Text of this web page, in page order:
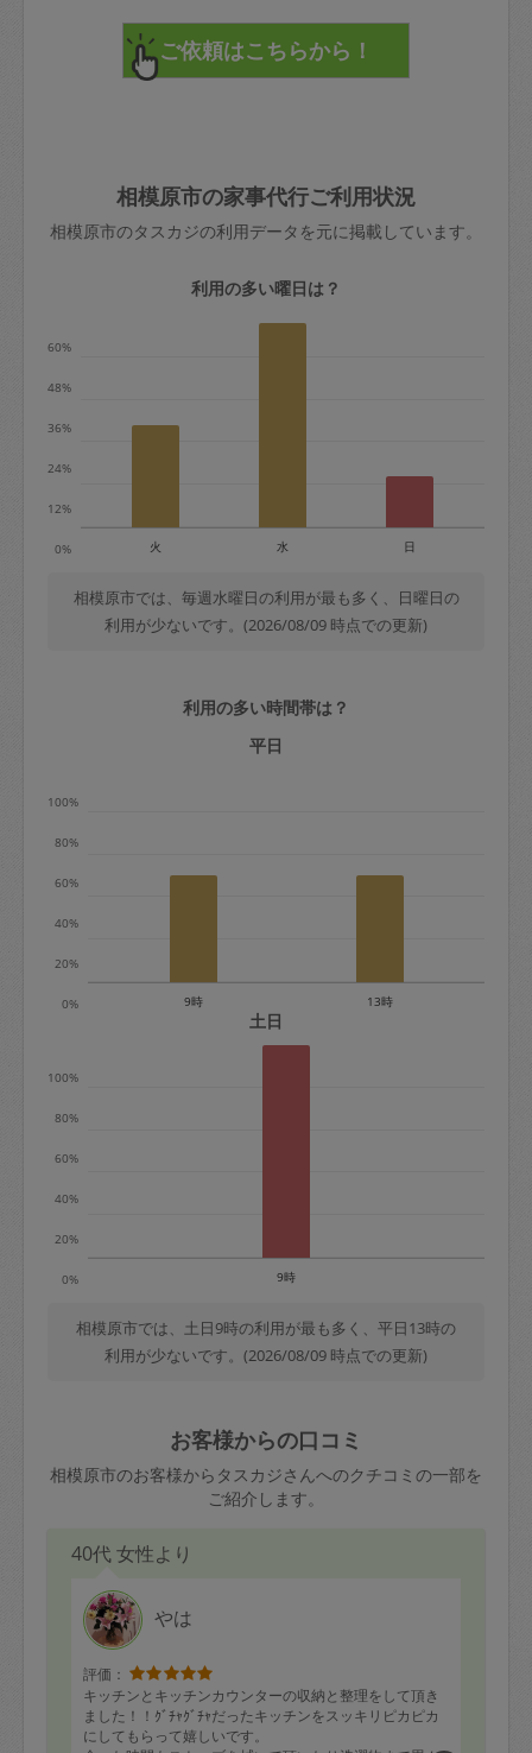
直前キャンセル料：
72時間前〜24時間前＝依頼料金の50%
依頼者不在による当日キャンセル＝依頼
金額の100%＋交通費全額
※例：依頼日時／土曜日午前9時開始の場
金曜日9時～土曜日8時まで＝依頼金額の
＋交通費全額
依頼者不在による当日キャンセル＝依頼
金額の100%＋交通費全額
定期契約をキャンセルする場合、毎週定
期は月2回まで隔週定期は月1回までキャ
※キャンセル料金の設定について：
定期依頼1回（3時間）の金額とスポット
みてください。
その後、一番気に入ったタスカジさんに
てください。
不在時に部屋に入るためにタスカジさん
きた場合は損害保険の対象外となるので
ご注意ください。
で、必ず鍵のかかるロッカーや金庫に入
れて依頼者の責任の元管理するよう心掛
けてください。
玉、など
あわせてこちらも参照ください：初めて
はありますか？
相模原市の家事代行ご利用状況
相模原市のタスカジの利用データを元に掲載しています。
利用の多い曜日は？
0%
12%
24%
36%
48%
60%
火 水 日
相模原市では、毎週水曜日の利用が最も多く、日曜日の
利用が少ないです。(2026/08/09 時点での更新)
利用の多い時間帯は？
平日
0%
20%
40%
60%
80%
100%
9時 13時
土日
0%
20%
40%
60%
80%
100%
9時
相模原市では、土日9時の利用が最も多く、平日13時の
利用が少ないです。(2026/08/09 時点での更新)
お客様からの口コミ
相模原市のお客様からタスカジさんへのクチコミの一部を
ご紹介します。
40代 女性より
やは
評価：
キッチンとキッチンカウンターの収納と整理をして頂き
ました！！ｸﾞﾁｬｸﾞﾁｬだったキッチンをスッキリピカピカ
にしてもらって嬉しいです。